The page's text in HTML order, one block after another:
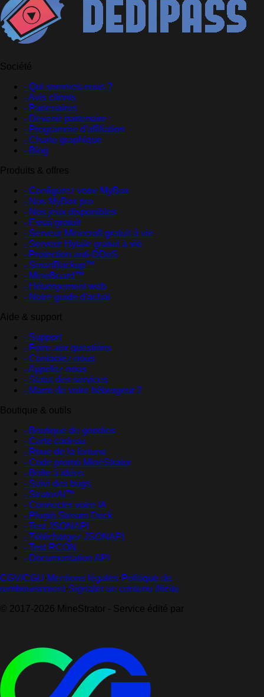
Société
- Qui sommes-nous ?
- Avis clients
- Partenaires
- Devenir partenaire
- Programme d'affiliation
- Charte graphique
- Blog
Produits & offres
- Configurez votre MyBox
- Nos MyBox pro
- Nos jeux disponibles
- Essai gratuit
- Serveur Minecraft gratuit à vie
- Serveur Hytale gratuit à vie
- Protection anti-DDoS
- SmartBackup™
- MineBoard™
- Hébergement web
- Notre guide d'achat
Aide & support
- Support
- Foire aux questions
- Contactez-nous
- Appelez-nous
- Statut des services
- Marre de votre hébergeur ?
Boutique & outils
- Boutique de goodies
- Carte cadeau
- Roue de la fortune
- Code promo MineStrator
- Boîte à idées
- Suivi des bugs
- StratorAI™
- Connecter votre IA
- Plugin Stream Deck
- Test JSONAPI
- Téléchargez JSONAPI
- Test RCON
- Documentation API
CGV/CGU· Mentions légales· Politique de
remboursement·Signaler un contenu illicite
© 2017-2026 MineStrator - Service édité par